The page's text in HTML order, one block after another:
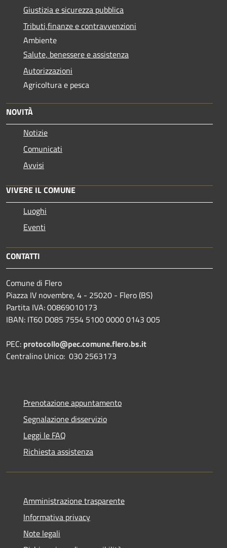
Giustizia e sicurezza pubblica
Tributi,finanze e contravvenzioni
Ambiente
Salute, benessere e assistenza
Autorizzazioni
Agricoltura e pesca
NOVITÀ
Notizie
Comunicati
Avvisi
VIVERE IL COMUNE
Luoghi
Eventi
CONTATTI
Comune di Flero
Piazza IV novembre, 4 - 25020 - Flero (BS)
Partita IVA: 00869010173
IBAN: IT60 D085 7554 5100 0000 0143 005
PEC: protocollo@pec.comune.flero.bs.it
Centralino Unico: 030 2563173
Prenotazione appuntamento
Segnalazione disservizio
Leggi le FAQ
Richiesta assistenza
Amministrazione trasparente
Informativa privacy
Note legali